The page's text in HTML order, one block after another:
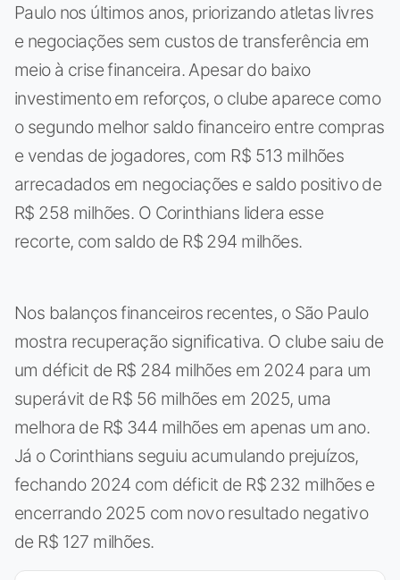
Paulo nos últimos anos, priorizando atletas livres
e negociações sem custos de transferência em
meio à crise financeira. Apesar do baixo
investimento em reforços, o clube aparece como
o segundo melhor saldo financeiro entre compras
e vendas de jogadores, com R$ 513 milhões
arrecadados em negociações e saldo positivo de
R$ 258 milhões. O Corinthians lidera esse
recorte, com saldo de R$ 294 milhões.
Nos balanços financeiros recentes, o São Paulo
mostra recuperação significativa. O clube saiu de
um déficit de R$ 284 milhões em 2024 para um
superávit de R$ 56 milhões em 2025, uma
melhora de R$ 344 milhões em apenas um ano.
Já o Corinthians seguiu acumulando prejuízos,
fechando 2024 com déficit de R$ 232 milhões e
encerrando 2025 com novo resultado negativo
de R$ 127 milhões.